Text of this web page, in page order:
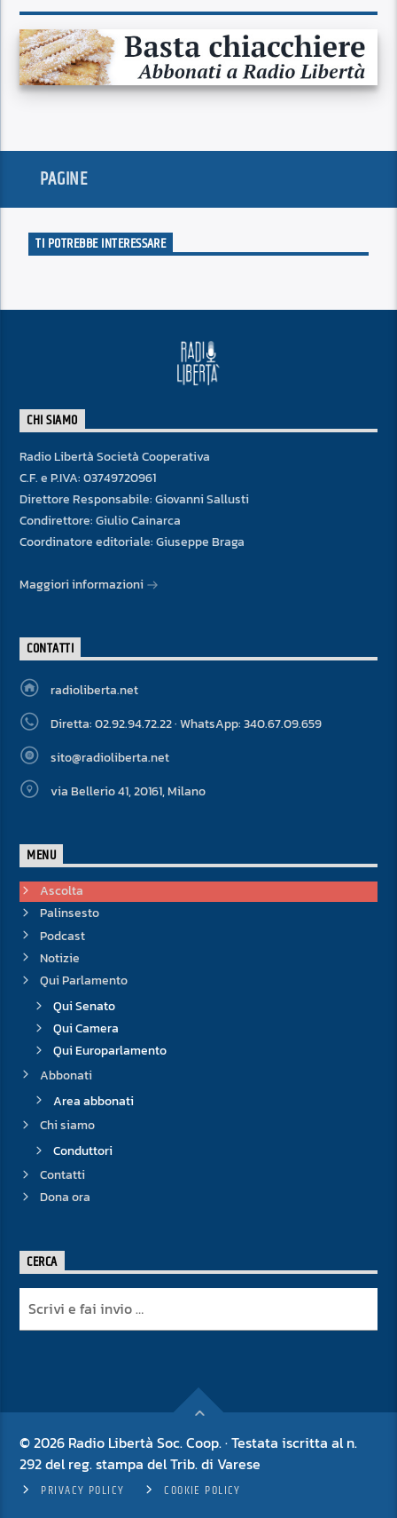
PAGINE
TI POTREBBE INTERESSARE
CHI SIAMO
Radio Libertà Società Cooperativa
C.F. e P.IVA: 03749720961
Direttore Responsabile: Giovanni Sallusti
Condirettore: Giulio Cainarca
Coordinatore editoriale: Giuseppe Braga
Maggiori informazioni
CONTATTI
radioliberta.net
Diretta: 02.92.94.72.22 · WhatsApp: 340.67.09.659
sito@radioliberta.net
via Bellerio 41, 20161, Milano
MENU
Ascolta
Palinsesto
Podcast
Notizie
Qui Parlamento
Qui Senato
Qui Camera
Qui Europarlamento
Abbonati
Area abbonati
Chi siamo
Conduttori
Contatti
Dona ora
CERCA
© 2026 Radio Libertà Soc. Coop. · Testata iscritta al n.
292 del reg. stampa del Trib. di Varese
PRIVACY POLICY COOKIE POLICY